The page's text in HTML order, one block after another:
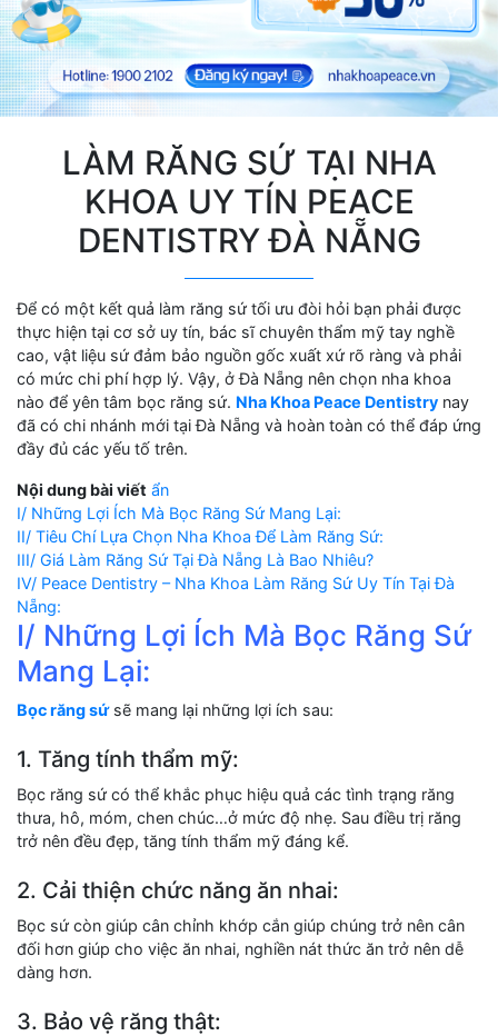
LÀM RĂNG SỨ TẠI NHA
KHOA UY TÍN PEACE
DENTISTRY ĐÀ NẴNG
Để có một kết quả làm răng sứ tối ưu đòi hỏi bạn phải được
thực hiện tại cơ sở uy tín, bác sĩ chuyên thẩm mỹ tay nghề
cao, vật liệu sứ đảm bảo nguồn gốc xuất xứ rõ ràng và phải
có mức chi phí hợp lý. Vậy, ở Đà Nẵng nên chọn nha khoa
nào để yên tâm bọc răng sứ. Nha Khoa Peace Dentistry nay
đã có chi nhánh mới tại Đà Nẵng và hoàn toàn có thể đáp ứng
đầy đủ các yếu tố trên.
Nội dung bài viết ẩn
I/ Những Lợi Ích Mà Bọc Răng Sứ Mang Lại:
II/ Tiêu Chí Lựa Chọn Nha Khoa Để Làm Răng Sứ:
III/ Giá Làm Răng Sứ Tại Đà Nẵng Là Bao Nhiêu?
IV/ Peace Dentistry – Nha Khoa Làm Răng Sứ Uy Tín Tại Đà
Nẵng:
I/ Những Lợi Ích Mà Bọc Răng Sứ
Mang Lại:
Bọc răng sứsẽ mang lại những lợi ích sau:
1. Tăng tính thẩm mỹ:
Bọc răng sứ có thể khắc phục hiệu quả các tình trạng răng
thưa, hô, móm, chen chúc…ở mức độ nhẹ. Sau điều trị răng
trở nên đều đẹp, tăng tính thẩm mỹ đáng kể.
2. Cải thiện chức năng ăn nhai:
Bọc sứ còn giúp cân chỉnh khớp cắn giúp chúng trở nên cân
đối hơn giúp cho việc ăn nhai, nghiền nát thức ăn trở nên dễ
dàng hơn.
3. Bảo vệ răng thật: